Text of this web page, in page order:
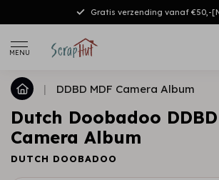
Gratis verzending vanaf €50,-
MENU
| DDBD MDF Camera Album
Dutch Doobadoo
Camera Album
DUTCH DOOBADOO